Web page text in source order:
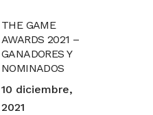
THE GAME
AWARDS 2021 –
GANADORES Y
NOMINADOS
10 diciembre,
2021